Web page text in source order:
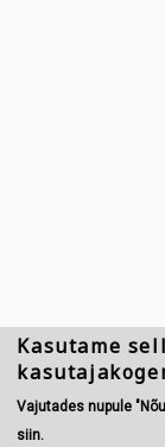
Kasutame
Vajutades nupule
siin.